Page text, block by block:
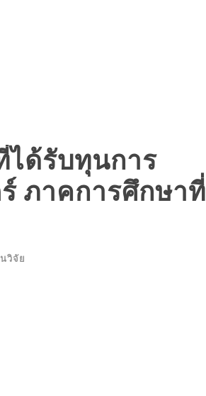
ด้รับทุนการ
ภาคการศึกษาที่
วิจัย